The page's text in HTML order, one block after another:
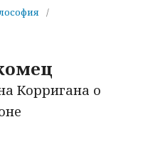
/
Корригана о